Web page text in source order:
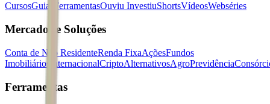
CursosGuias FerramentasOuviu InvestiuShortsVídeosWebséries
Mercados e Soluções
Conta de Não ResidenteRenda FixaAçõesFundos
Imobiliários
InternacionalCriptoAlternativosAgroPrevidência
Ferramentas